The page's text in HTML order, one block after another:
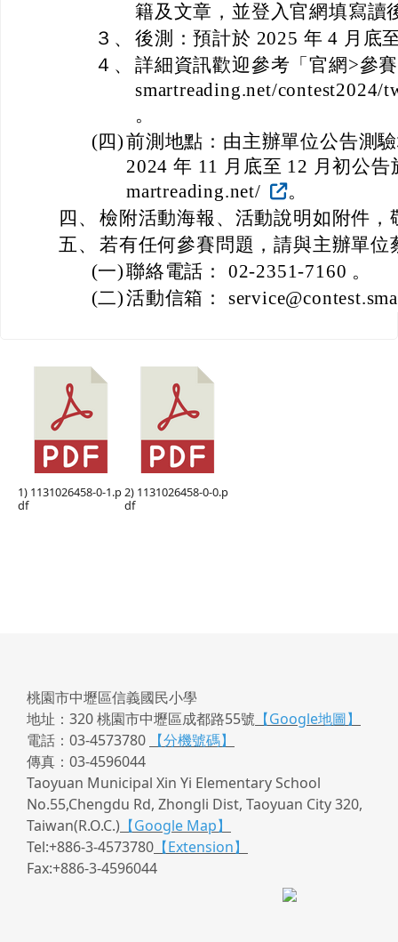
籍及文章，並登入官網填寫讀
３、 後測：預計於 2025 年 4 月底
４、 詳細資訊歡迎參考「官網>參
smartreading.net/
。
(四)前測地點：由主辦單位公告測
2024 年 11 月底至 12 月初公
martreading.net/
。
四、 檢附活動海報、活動說明如附件，
五、 若有任何參賽問題，請與主辦單位
(一)聯絡電話： 02-2351-7160 。
(二)活動信箱：
1) 1131026458-0-1.p
df
2) 1131026458-0-0.p
df
桃園市中壢區信義國民小學
地址：320 桃園市中壢區成都路55號 【Google地圖】
電話：03-4573780
【分機號碼】
傳真：03-4596044
Taoyuan Municipal Xin Yi Elementary School
No.55,Chengdu Rd, Zhongli Dist, Taoyuan City 320,
Taiwan(R.O.C.) 【Google Map】
Tel:+886-3-4573780 【Extension】
Fax:+886-3-4596044